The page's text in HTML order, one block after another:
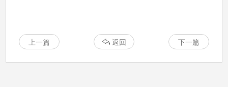
上一篇 返回 下一篇